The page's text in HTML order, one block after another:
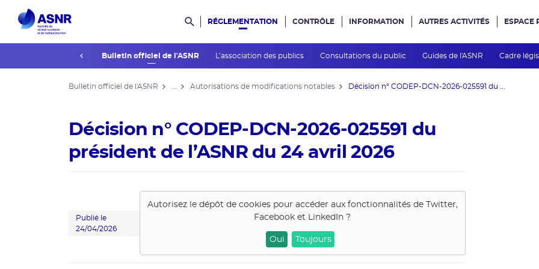
Rechercher dans le site
RÉGLEMENTATION
La réglementation Bulletin officiel de l'ASNR L’association des publics Consultations du public Guides de l'ASNR Cadre
CONTRÔLE INFORMATION AUTRES ACTIVITÉS ESPACE
Bulletin officiel de l'ASNR Autorisations de modifications notables Décision n° CODEP-DCN-2026-025591 du ...
Décision n° CODEP-DCN-2026-025591 du
président de l’ASNR du 24 avril 2026
Publié le
24/04/2026
Autorisez le dépôt de cookies pour accéder aux fonctionnalités de
Twitter,
Facebook et LinkedIn ?
Oui Toujours